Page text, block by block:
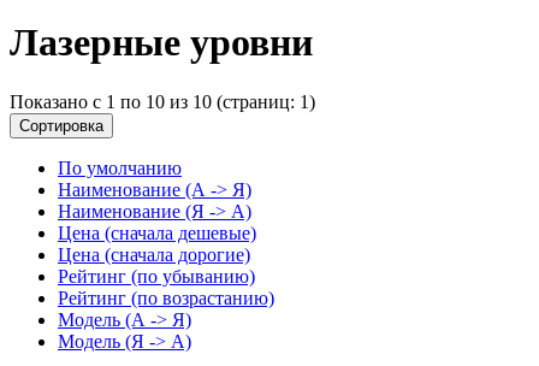
Лазерные уровни
Показано с 1 по 10 из 10 (страниц: 1)
Сортировка
По умолчанию
Наименование (А -> Я)
Наименование (Я -> А)
Цена (сначала дешевые)
Цена (сначала дорогие)
Рейтинг (по убыванию)
Рейтинг (по возрастанию)
Модель (А -> Я)
Модель (Я -> А)